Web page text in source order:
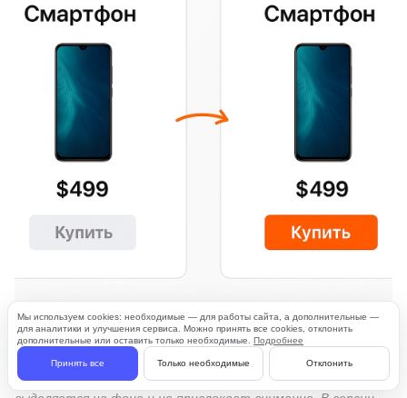
Иллюстрация показывает два варианта карточки товара
— «До» и «После» улучшений. В версии «До» используется
тусклая серая кнопка «Добавить в корзину», которая плохо
Мы используем cookies: необходимые — для работы сайта, а дополнительные —
для аналитики и улучшения сервиса. Можно принять все cookies, отклонить
дополнительные или оставить только необходимые. Подробнее
Принять все Только необходимые Отклонить